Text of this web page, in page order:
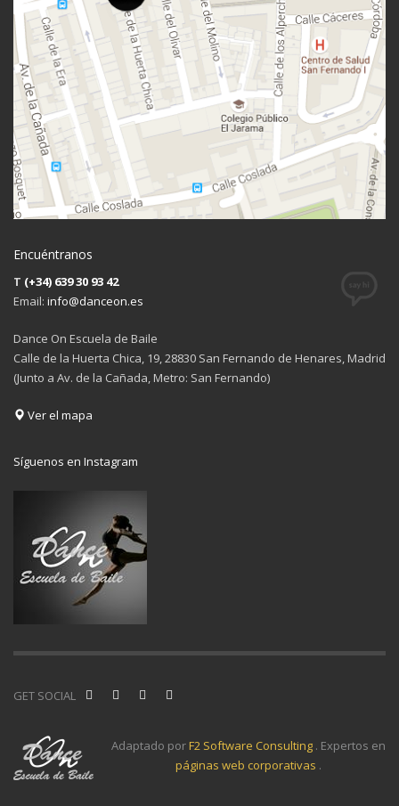
Encuéntranos
T (+34) 639 30 93 42
Email: info@danceon.es
Dance On Escuela de Baile
Calle de la Huerta Chica, 19, 28830 San Fernando de Henares, Madrid
(Junto a Av. de la Cañada, Metro: San Fernando)
Ver el mapa
Síguenos en Instagram
GET SOCIAL
Adaptado porF2 Software Consulting . Expertos en
páginas web corporativas .